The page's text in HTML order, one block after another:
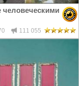
человеческими
111 055